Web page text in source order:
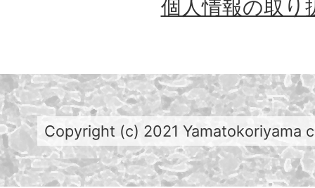
個人情報の取り
Copyright (c) 2021 Yamatokoriyama